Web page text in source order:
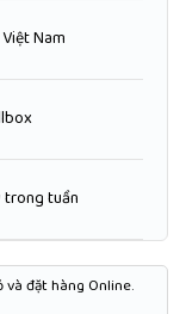
Nam
trong tuần
đặt hàng Online.